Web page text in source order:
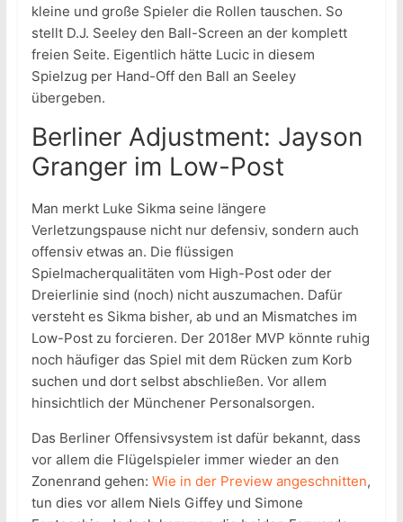
kleine und große Spieler die Rollen tauschen. So
stellt D.J. Seeley den Ball-Screen an der komplett
freien Seite. Eigentlich hätte Lucic in diesem
Spielzug per Hand-Off den Ball an Seeley
übergeben.
Berliner Adjustment: Jayson
Granger im Low-Post
Man merkt Luke Sikma seine längere
Verletzungspause nicht nur defensiv, sondern auch
offensiv etwas an. Die flüssigen
Spielmacherqualitäten vom High-Post oder der
Dreierlinie sind (noch) nicht auszumachen. Dafür
versteht es Sikma bisher, ab und an Mismatches im
Low-Post zu forcieren. Der 2018er MVP könnte ruhig
noch häufiger das Spiel mit dem Rücken zum Korb
suchen und dort selbst abschließen. Vor allem
hinsichtlich der Münchener Personalsorgen.
Das Berliner Offensivsystem ist dafür bekannt, dass
vor allem die Flügelspieler immer wieder an den
Zonenrand gehen: Wie in der Preview angeschnitten,
tun dies vor allem Niels Giffey und Simone